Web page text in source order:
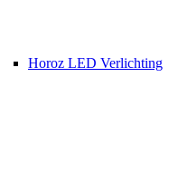
Horoz LED Verlichting